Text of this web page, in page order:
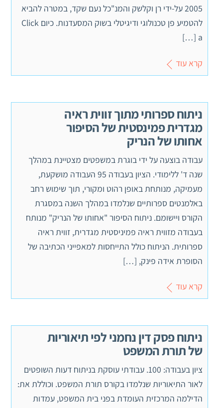
2005 על-ידי רן וקלשק והמנ"כל נעם שקד, במטרה להביא
להטמיע פן טכנולוגי ודיגיטלי בשוק המסעדנות. כיום Click
a […]
קרא עוד
ניתוח ספרותי מתוך זווית ראיה
מגדרית פמינסטית של הסיפור
אחותו של הנריק
עבודה בוצעה על ידי בוגרת במשפטים מצטיינת במהלך
שנה ד' ללימודי. הציון בעבודה 95 העבודה מושקעת,
מעמיקה, מנותחת באופן רהוט ומקורי, תוך שימוש רחב
באלמנטים ספרותיים שנלמדו במהלך השנה במסגרת
הקורס ויישומם. ניתוח הסיפור "אחותו של הנריק" מנותח
בעבודה מזווית ראיה פמיניסטית מגדרית, זווית ראיה
ספרותית. הניתוח כולל התייחסות למאפייני הכתיבה של
הסופרת אידה פינק, […]
קרא עוד
ניתוח פסק דין נחמני לפי תיאוריות
של תורת המשפט
ציון בעבודה: 100. עבודתי עוסקת בניתוח דעות השופטים
לאור התיאוריות שנלמדו בקורס תורת המשפט. וכוללת את:
הדילמה המרכזית העומדת בפני בית המשפט, עמדות